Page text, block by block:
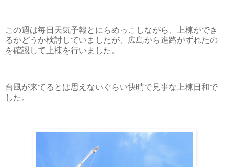
この週は毎日天気予報とにらめっこしながら、上棟ができ
るかどうか検討していましたが、広島から進路がずれたの
を確認して上棟を行いました。
台風が来てるとは思えないぐらい快晴で見事な上棟日和で
した。